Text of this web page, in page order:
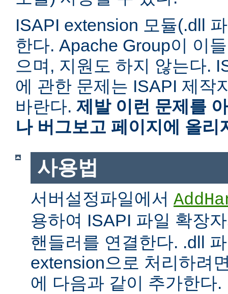
ISAPI extension 모듈(.dll
한다. Apache Group이 이
으며, 지원도 하지 않는다.
에 관한 문제는 ISAPI 제작
바란다. 제발 이런 문제를
나 버그보고 페이지에 올리
사용법
서버설정파일에서
용하여 ISAPI 파일 확장
핸들러를 연결한다. .dll
extension으로 처리하려
에 다음과 같이 추가한다.